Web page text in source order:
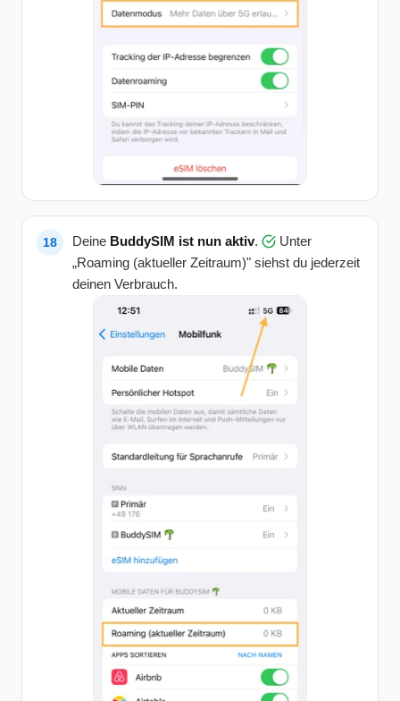
Deine BuddySIM ist nun aktiv.
Unter
„Roaming (aktueller Zeitraum)" siehst du jederzeit
deinen Verbrauch.